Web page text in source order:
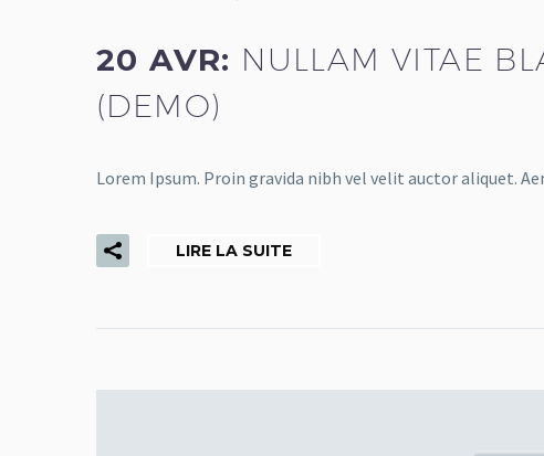
20 AVR: NULLAM VITAE
(DEMO)
Lorem Ipsum. Proin gravida nibh vel velit auctor aliquet.
LIRE LA SUITE